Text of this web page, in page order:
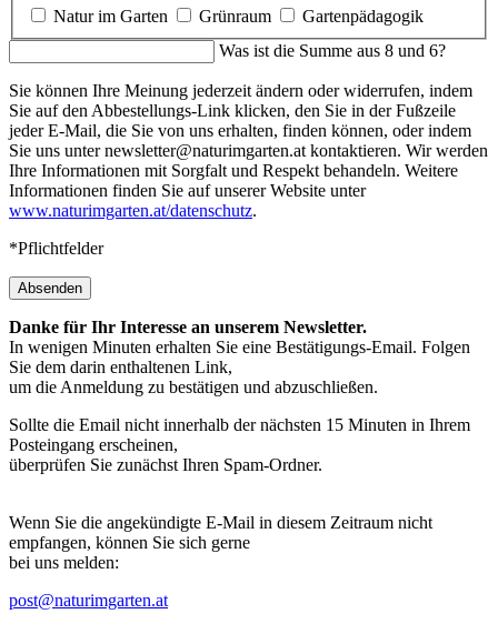
Natur im Garten
Grünraum
Gartenpädagogik
Was ist die Summe aus 8 und 6?
Sie können Ihre Meinung jederzeit ändern oder widerrufen, indem
Sie auf den Abbestellungs-Link klicken, den Sie in der Fußzeile
jeder E-Mail, die Sie von uns erhalten, finden können, oder indem
Sie uns unter newsletter@naturimgarten.at kontaktieren. Wir werden
Ihre Informationen mit Sorgfalt und Respekt behandeln. Weitere
Informationen finden Sie auf unserer Website unter
www.naturimgarten.at/datenschutz.
*Pflichtfelder
Absenden
Danke für Ihr Interesse an unserem Newsletter.
In wenigen Minuten erhalten Sie eine Bestätigungs-Email. Folgen
Sie dem darin enthaltenen Link,
um die Anmeldung zu bestätigen und abzuschließen.
Sollte die Email nicht innerhalb der nächsten 15 Minuten in Ihrem
Posteingang erscheinen,
überprüfen Sie zunächst Ihren Spam-Ordner.
Wenn Sie die angekündigte E-Mail in diesem Zeitraum nicht
empfangen, können Sie sich gerne
bei uns melden:
post@naturimgarten.at